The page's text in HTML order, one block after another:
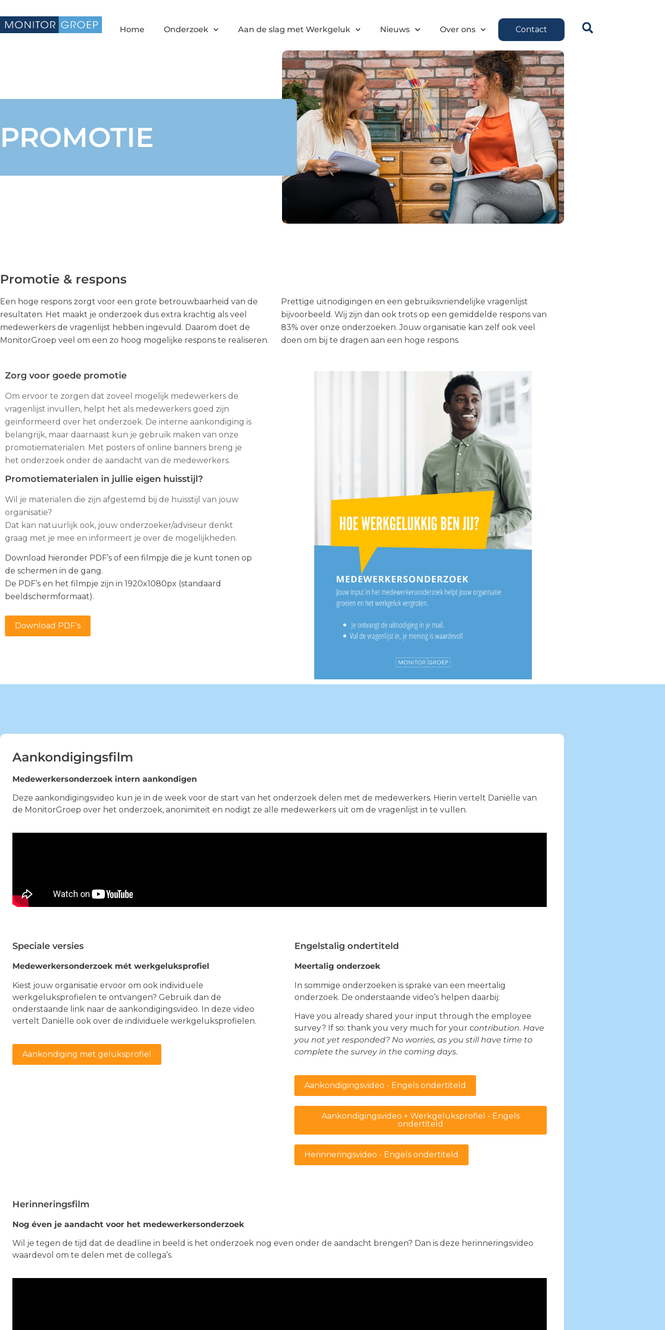
Home Onderzoek Aan de slag met Werkgeluk Nieuws Over ons Contact
PROMOTIE
Promotie & respons
Een hoge respons zorgt voor een grote betrouwbaarheid van de
resultaten. Het maakt je onderzoek dus extra krachtig als veel
medewerkers de vragenlijst hebben ingevuld. Daarom doet de
MonitorGroep veel om een zo hoog mogelijke respons te realiseren.
Prettige uitnodigingen en een gebruiksvriendelijke vragenlijst
bijvoorbeeld. Wij zijn dan ook trots op een gemiddelde respons van
83% over onze onderzoeken. Jouw organisatie kan zelf ook veel
doen om bij te dragen aan een hoge respons.
Zorg voor goede promotie
Om ervoor te zorgen dat zoveel mogelijk medewerkers de
vragenlijst invullen, helpt het als medewerkers goed zijn
geïnformeerd over het onderzoek. De interne aankondiging is
belangrijk, maar daarnaast kun je gebruik maken van onze
promotiematerialen. Met posters of online banners breng je
het onderzoek onder de aandacht van de medewerkers.
Promotiematerialen in jullie eigen huisstijl?
Wil je materialen die zijn afgestemd bij de huisstijl van jouw
organisatie?
Dat kan natuurlijk ook, jouw onderzoeker/adviseur denkt
graag met je mee en informeert je over de mogelijkheden.
Download hieronder PDF’s of een filmpje die je kunt tonen op
de schermen in de gang.
De PDF’s en het filmpje zijn in 1920x1080px (standaard
beeldschermformaat).
Download PDF's
Aankondigingsfilm
Medewerkersonderzoek intern aankondigen
Deze aankondigingsvideo kun je in de week voor de start van het onderzoek delen met de medewerkers. Hierin vertelt Daniëlle van
de MonitorGroep over het onderzoek, anonimiteit en nodigt ze alle medewerkers uit om de vragenlijst in te vullen.
Speciale versies
Medewerkersonderzoek mét werkgeluksprofiel
Kiest jouw organisatie ervoor om ook individuele
werkgeluksprofielen te ontvangen? Gebruik dan de
onderstaande link naar de aankondigingsvideo. In deze video
vertelt Daniëlle ook over de individuele werkgeluksprofielen.
Aankondiging met geluksprofiel
Engelstalig ondertiteld
Meertalig onderzoek
In sommige onderzoeken is sprake van een meertalig
onderzoek. De onderstaande video’s helpen daarbij:
Have you already shared your input through the employee
survey? If so: thank you very much for your contribution. Have
you not yet responded? No worries, as you still have time to
complete the survey in the coming days.
Aankondigingsvideo - Engels ondertiteld
Aankondigingsvideo + Werkgeluksprofiel - Engels
ondertiteld
Herinneringsvideo - Engels ondertiteld
Herinneringsfilm
Nog éven je aandacht voor het medewerkersonderzoek
Wil je tegen de tijd dat de deadline in beeld is het onderzoek nog even onder de aandacht brengen? Dan is deze herinneringsvideo
waardevol om te delen met de collega’s.